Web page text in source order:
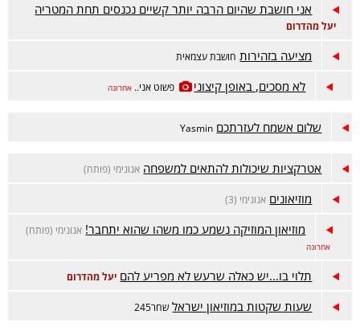
אני חושבת שהיום הרבה יותר קשיים נכנסים תחת המטריה
יעל מהדרום
מציעה בזהירות חושבת עצמאית
לא מסכים, באופן קיצוני פשוט אני.. אחרונה
שלום אשמח לעזרתכם Yasmin
אטרקציות שיכולות להתאים למשפחה אנונימי (פותח)
מוזיאונים אנונימי (3)
מוזיאון המוזיקה נשמע כמו משהו שהוא יתחבר! אנונימי (פותח)
אחרונה
תלוי בו...יש כאלה שרעש לא מפריע להם יעל מהדרום
שעות שקטות במוזיאון ישראל שחר245